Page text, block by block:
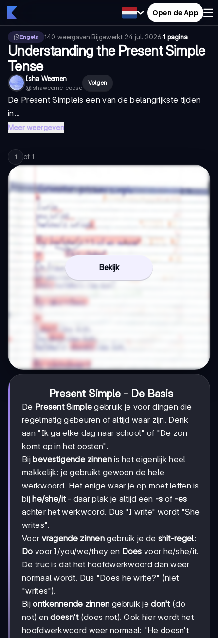
Open de App
Engels 140 weergaven·Bijgewerkt 24 jul. 2026·1 pagina
Understanding the Present Simple
Tense
Isha Weemen
@ishaweeme_eoese
Volgen
De Present Simpleis een van de belangrijkste tijden
in...
Meer weergeven
1 of 1
Bekijk
Present Simple - De Basis
De Present Simple gebruik je voor dingen die
regelmatig gebeuren of altijd waar zijn. Denk
aan "Ik ga elke dag naar school" of "De zon
komt op in het oosten".
Bij bevestigende zinnenis het eigenlijk heel
makkelijk: je gebruikt gewoon de hele
werkwoord. Het enige waar je op moet letten is
bij he/she/it- daar plak je altijd een -s of -es
achter het werkwoord. Dus "I write" wordt "She
writes".
Voor vragende zinnen gebruik je de shit-regel:
Do voor I/you/we/they en Does voor he/she/it.
De truc is dat het hoofdwerkwoord dan weer
normaal wordt. Dus "Does he write?" (niet
"writes").
Bijontkennende zinnen gebruik jedon't(do
not) endoesn't(does not). Ook hier wordt het
hoofdwerkwoord weer normaal: "He doesn't